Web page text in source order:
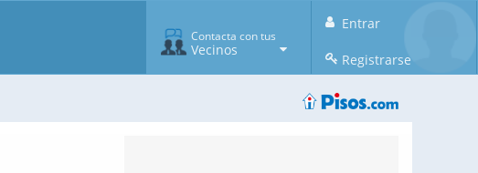
Entrar
Registrarse
Contacta con tus
Vecinos